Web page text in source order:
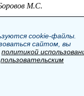
М.С.
reb.msk@yandex.ru
97
Контакты В мире
Политика Пресс-релизы
и другие
cookie-файлы.
сайтом, вы
политикой
пользовательским